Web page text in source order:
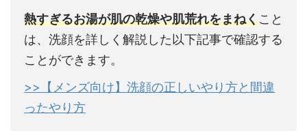
熱すぎるお湯が肌の乾燥や肌荒れをまねくこと
は、洗顔を詳しく解説した以下記事で確認する
ことができます。
>>【メンズ向け】洗顔の正しいやり方と間違
ったやり方